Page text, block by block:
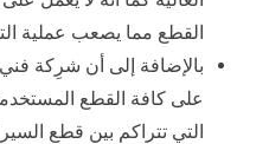
القطع مما يصعب عملية
بالإضافة إلى أن شرِكة
على كافة القطع
التي تتراكم بين قطع